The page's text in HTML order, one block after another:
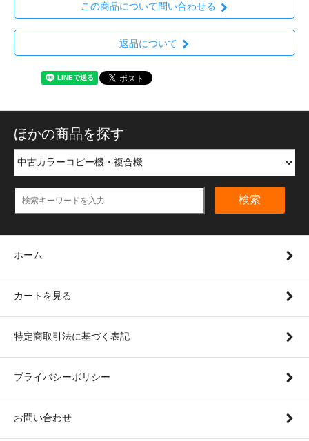
この商品について問い合わせる
返品について
ほかの商品を探す
検索
ホーム
カートを見る
特定商取引法に基づく表記
プライバシーポリシー
お問い合わせ